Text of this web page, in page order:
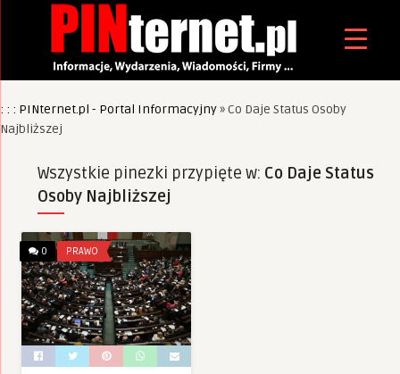
: : : PINternet.pl - Portal Informacyjny»Co Daje Status Osoby
Najbliższej
Wszystkie pinezki przypięte w: Co Daje Status
Osoby Najbliższej
0 PRAWO